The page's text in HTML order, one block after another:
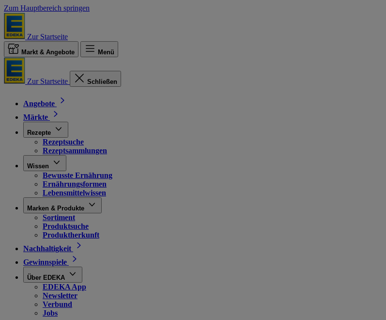
Zum Hauptbereich springen
Zur Startseite
Markt & Angebote Menü
Zur Startseite Schließen
Angebote
Märkte
Rezepte
Rezeptsuche
Rezeptsammlungen
Wissen
Bewusste Ernährung
Ernährungsformen
Lebensmittelwissen
Marken & Produkte
Sortiment
Produktsuche
Produktherkunft
Nachhaltigkeit
Gewinnspiele
Über EDEKA
EDEKA App
Newsletter
Verbund
Jobs